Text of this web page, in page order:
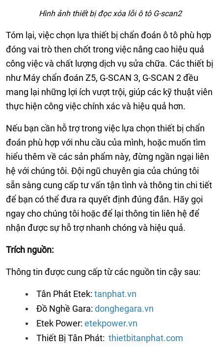
Hình ảnh thiết bị đọc xóa lỗi ô tô G-scan2
Tóm lại, việc chọn lựa thiết bị chẩn đoán ô tô phù hợp
đóng vai trò then chốt trong việc nâng cao hiệu quả
công việc và chất lượng dịch vụ sửa chữa. Các thiết bị
như Máy chẩn đoán Z5, G-SCAN 3, G-SCAN 2 đều
mang lại những lợi ích vượt trội, giúp các kỹ thuật viên
thực hiện công việc chính xác và hiệu quả hơn.
Nếu bạn cần hỗ trợ trong việc lựa chọn thiết bị chẩn
đoán phù hợp với nhu cầu của mình, hoặc muốn tìm
hiểu thêm về các sản phẩm này, đừng ngần ngại liên
hệ với chúng tôi. Đội ngũ chuyên gia của chúng tôi
sẵn sàng cung cấp tư vấn tận tình và thông tin chi tiết
để bạn có thể đưa ra quyết định đúng đắn. Hãy gọi
ngay cho chúng tôi hoặc để lại thông tin liên hệ để
nhận được sự hỗ trợ nhanh chóng và hiệu quả.
Trích nguồn:
Thông tin được cung cấp từ các nguồn tin cậy sau:
Tân Phát Etek: tanphat.vn
Đồ Nghề Gara: donghegara.vn
Etek Power: etekpower.vn
Thiết Bị Tân Phát: thietbitanphat.com